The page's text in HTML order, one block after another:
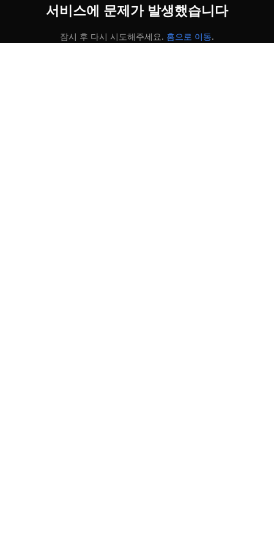
서비스에 문제가 발생했습니다
잠시 후 다시 시도해주세요. 홈으로 이동.